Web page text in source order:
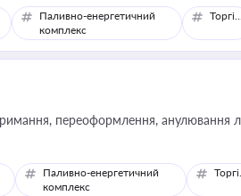
Паливно-енергетичний
комплекс
Торгівля
переоформлення, анулювання
Паливно-енергетичний
комплекс